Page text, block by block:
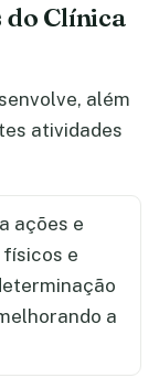
Clínica
além
atividades
ações e
e
a